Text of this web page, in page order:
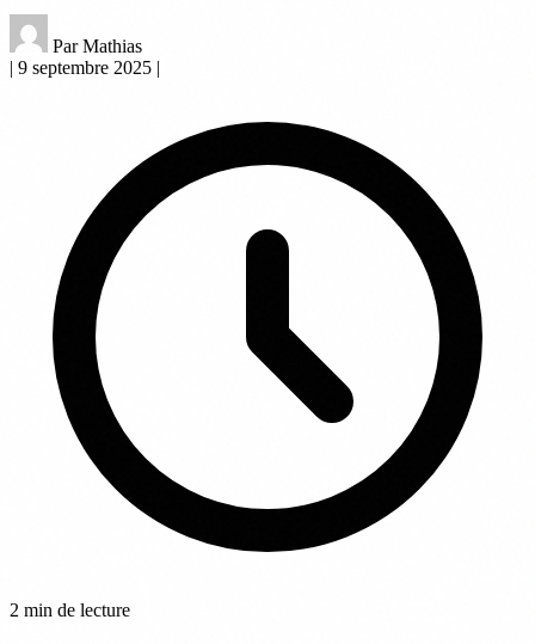
Par Mathias
| 9 septembre 2025 |
2 min de lecture